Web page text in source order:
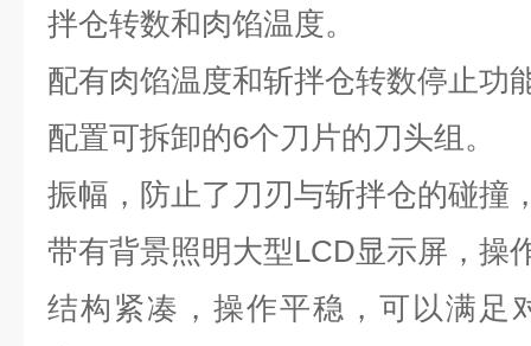
拌仓转数和肉馅温度。
配有肉馅温度和斩拌仓转数停止功
配置可拆卸的6个刀片的刀头组。
振幅，防止了刀刃与斩拌仓的碰撞
带有背景照明大型LCD显示屏，操
结构紧凑，操作平稳，可以满足